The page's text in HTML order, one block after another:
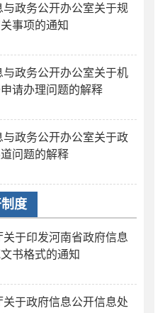
与政务公开办公室关于规
事项的通知
与政务公开办公室关于机
请办理问题的解释
与政务公开办公室关于政
问题的解释
度
于印发河南省政府信息
书格式的通知
于政府信息公开信息处